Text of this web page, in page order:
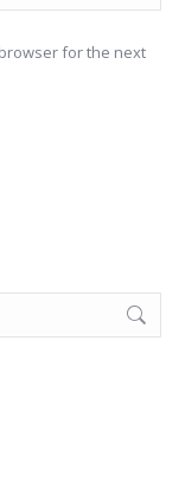
for the next